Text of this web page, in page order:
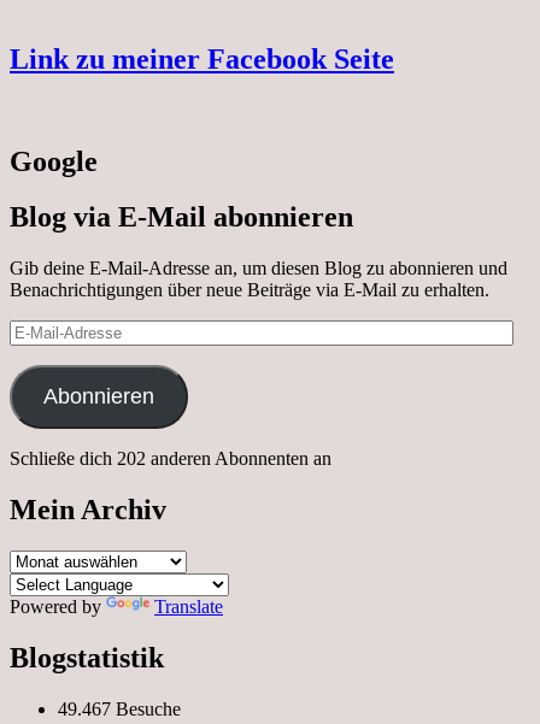
Link zu meiner Facebook Seite
Google
Blog via E-Mail abonnieren
Gib deine E-Mail-Adresse an, um diesen Blog zu abonnieren und
Benachrichtigungen über neue Beiträge via E-Mail zu erhalten.
E-
Mail-
Adresse
Abonnieren
Schließe dich 202 anderen Abonnenten an
Mein Archiv
Mein
Archiv
Powered by
Translate
Blogstatistik
49.467 Besuche